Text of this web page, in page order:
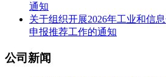
通知
关于组织开展2026年工业和信
申报推荐工作的通知
公司新闻